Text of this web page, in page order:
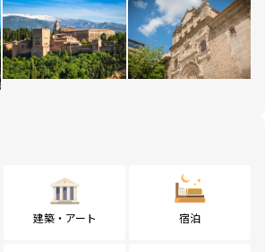
建築・アート 宿泊